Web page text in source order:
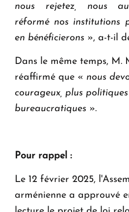
nous rejetez, nous
réformé nos institutions
en bénéficierons », a-t-il
Dans le même temps, M.
réaffirmé que « nous
courageux, plus
bureaucratiques ».
Pour rappel :
Le 12 février 2025,
arménienne a approuvé